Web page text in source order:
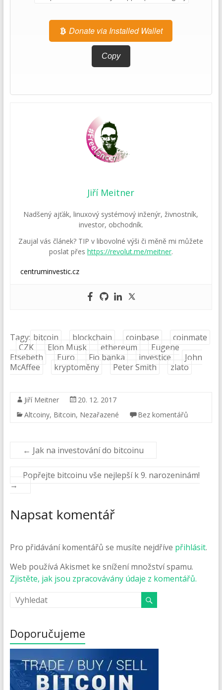
Donate via Installed Wallet
Copy
Jiří Meitner
Nadšený ajťák, linuxový systémový inženýr, živnostník,
investor, obchodník.
Zaujal vás článek? TIP v libovolné výši či měně mi můžete
poslat přes https://revolut.me/meitner.
centruminvestic.cz
Tagy: bitcoin blockchain coinbase
coinmate
CZK
Elon Musk ethereum
Eugene
Etsebeth
Euro Fio banka investice
John
McAffee
kryptoměny Peter Smith zlato
Jiří Meitner
20. 12. 2017
Altcoiny, Bitcoin, Nezařazené Bez komentářů
← Jak na investování do bitcoinu
Popřejte bitcoinu vše nejlepší k 9. narozeninám!
→
Napsat komentář
Pro přidávání komentářů se musíte nejdříve přihlásit.
Web používá Akismet ke snížení množství spamu.
Zjistěte, jak jsou zpracovávány údaje z komentářů.
Doporučujeme